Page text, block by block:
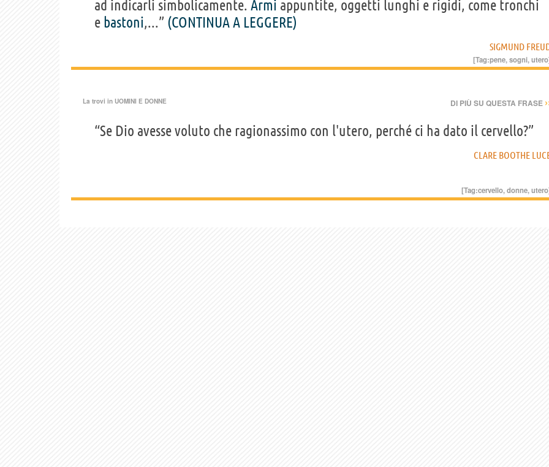
ad indicarli simbolicamente. Armi appuntite, oggetti lunghi e rigidi, come tronchi
e bastoni,...” (CONTINUA A LEGGERE)
SIGMUND
[Tag:pene,sogni,utero
La trovi in UOMINI E DONNE DI PIÙ SU QUESTA FRASE
“Se Dio avesse voluto che ragionassimo con l'utero, perché ci ha dato il cervello?”
CLARE BOOTHE
[Tag:cervello,donne,utero